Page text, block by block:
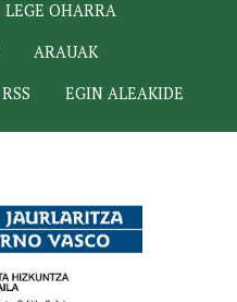
LEGE OHARRA
ARAUAK
RSS EGIN ALEAKIDE